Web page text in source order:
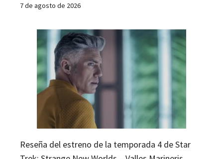
7 de agosto de 2026
Reseña del estreno de la temporada 4 de Star